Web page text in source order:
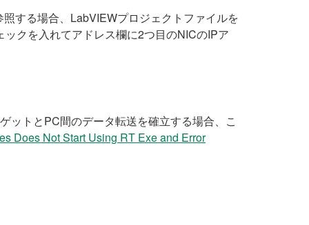
する場合、LabVIEWプロジェクトファイルを
クを入れてアドレス欄に2つ目のNICのIPア
ットとPC間のデータ転送を確立する場合、こ
Does Not Start Using RT Exe and Error